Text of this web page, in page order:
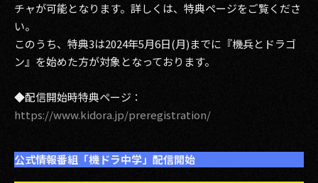
チャが可能となります。詳しくは、特典ページをご覧くださ
い。
このうち、特典3は2024年5月6日(月)までに『機兵とドラゴ
ン』を始めた方が対象となっております。
◆配信開始時特典ページ：
https://www.kidora.jp/preregistration/
公式情報番組「機ドラ中学」配信開始